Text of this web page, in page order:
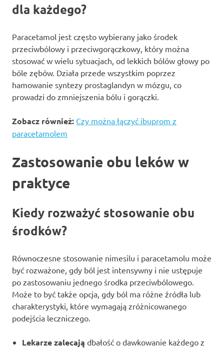
dla każdego?
Paracetamol jest często wybierany jako środek
przeciwbólowy i przeciwgorączkowy, który można
stosować w wielu sytuacjach, od lekkich bólów głowy po
bóle zębów. Działa przede wszystkim poprzez
hamowanie syntezy prostaglandyn w mózgu, co
prowadzi do zmniejszenia bólu i gorączki.
Zobacz również: Czy można łączyć ibuprom z
paracetamolem
Zastosowanie obu leków w
praktyce
Kiedy rozważyć stosowanie obu
środków?
Równoczesne stosowanie nimesilu i paracetamolu może
być rozważone, gdy ból jest intensywny i nie ustępuje
po zastosowaniu jednego środka przeciwbólowego.
Może to być także opcja, gdy ból ma różne źródła lub
charakterystyki, które wymagają zróżnicowanego
podejścia leczniczego.
Lekarze zalecają dbałość o dawkowanie każdego z